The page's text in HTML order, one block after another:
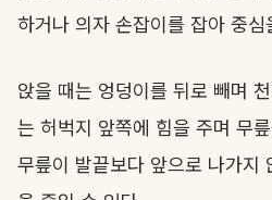
하거나 의자 손잡이를 잡아 중심
앉을 때는 엉덩이를 뒤로 빼며
는 허벅지 앞쪽에 힘을 주며 무
무릎이 발끝보다 앞으로 나가지